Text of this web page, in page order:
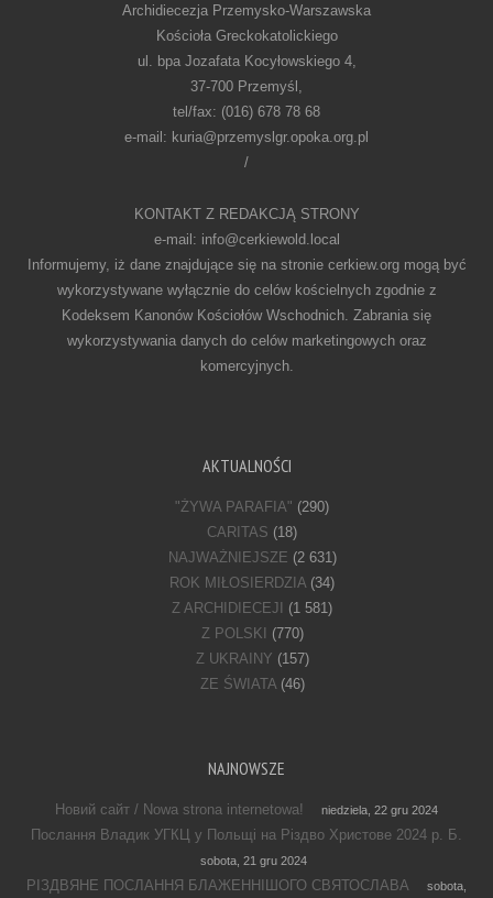
Archidiecezja Przemysko-Warszawska
Kościoła Greckokatolickiego
ul. bpa Jozafata Kocyłowskiego 4,
37-700 Przemyśl,
tel/fax: (016) 678 78 68
e-mail: kuria@przemyslgr.opoka.org.pl
/
KONTAKT Z REDAKCJĄ STRONY
e-mail: info@cerkiewold.local
Informujemy, iż dane znajdujące się na stronie cerkiew.org mogą być
wykorzystywane wyłącznie do celów kościelnych zgodnie z
Kodeksem Kanonów Kościołów Wschodnich. Zabrania się
wykorzystywania danych do celów marketingowych oraz
komercyjnych.
AKTUALNOŚCI
"ŻYWA PARAFIA" (290)
CARITAS (18)
NAJWAŻNIEJSZE (2 631)
ROK MIŁOSIERDZIA (34)
Z ARCHIDIECEJI (1 581)
Z POLSKI (770)
Z UKRAINY (157)
ZE ŚWIATA(46)
NAJNOWSZE
Новий сайт / Nowa strona internetowa! niedziela, 22 gru 2024
Послання Владик УГКЦ у Польщі на Різдво Христове 2024 р. Б.
sobota, 21 gru 2024
РІЗДВЯНЕ ПОСЛАННЯ БЛАЖЕННІШОГО СВЯТОСЛАВА sobota,